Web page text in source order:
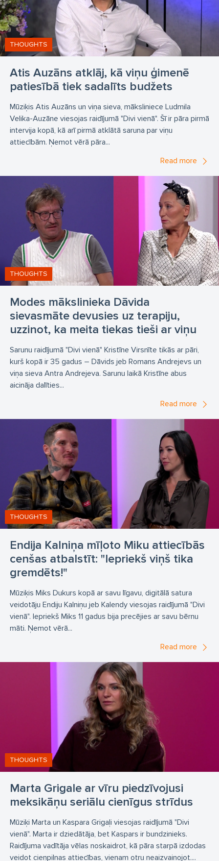
Atis Auzāns atklāj, kā viņu ģimenē
patiesībā tiek sadalīts budžets
THOUGHTS
Mūziķis Atis Auzāns un viņa sieva, māksliniece Ludmila
Velika-Auzāne viesojas raidījumā "Divi vienā". Šī ir pāra pirmā
intervija kopā, kā arī pirmā atklātā saruna par viņu
attiecībām. Ņemot vērā pāra...
Read more
Modes mākslinieka Dāvida
sievasmāte devusies uz terapiju,
uzzinot, ka meita tiekas tieši ar viņu
THOUGHTS
Sarunu raidījumā "Divi vienā" Kristīne Virsnīte tikās ar pāri,
kurš kopā ir 35 gadus – Dāvids jeb Romans Andrejevs un
viņa sieva Antra Andrejeva. Sarunu laikā Kristīne abus
aicināja dalīties...
Read more
Endija Kalniņa mīļoto Miku attiecībās
cenšas atbalstīt: "Iepriekš viņš tika
gremdēts!"
THOUGHTS
Mūziķis Miks Dukurs kopā ar savu līgavu, digitālā satura
veidotāju Endiju Kalniņu jeb Kalendy viesojas raidījumā "Divi
vienā". Iepriekš Miks 11 gadus bija precējies ar savu bērnu
māti. Ņemot vērā...
Read more
Marta Grigale ar vīru piedzīvojusi
meksikāņu seriālu cienīgus strīdus
THOUGHTS
Mūziķi Marta un Kaspara Grigaļi viesojas raidījumā "Divi
vienā". Marta ir dziedātāja, bet Kaspars ir bundzinieks.
Raidījuma vadītāja vēlas noskaidrot, kā pāra starpā izdodas
veidot cieņpilnas attiecības, vienam otru neaizvainojot....